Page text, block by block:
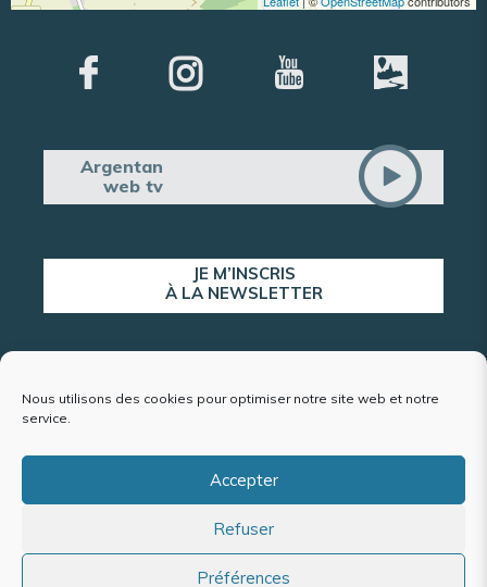
Nous utilisons des cookies pour optimiser notre site web et notre
service.
Accepter
Refuser
Préférences
Argentan
web tv
JE M’INSCRIS
À LA NEWSLETTER
ALERTE POPULATION
Mentions légales et politique de confidentialité
Accessibilité : conformité partielle
Politique de cookies (UE)